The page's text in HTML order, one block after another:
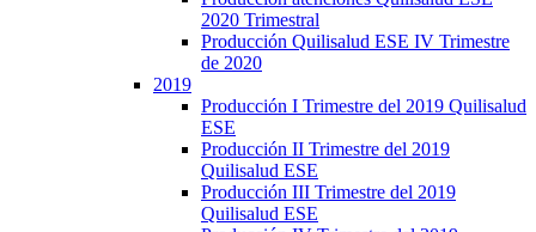
2020 Trimestral
Producción Quilisalud ESE IV Trimestre
de 2020
2019
Producción I Trimestre del 2019 Quilisalud
ESE
Producción II Trimestre del 2019
Quilisalud ESE
Producción III Trimestre del 2019
Quilisalud ESE